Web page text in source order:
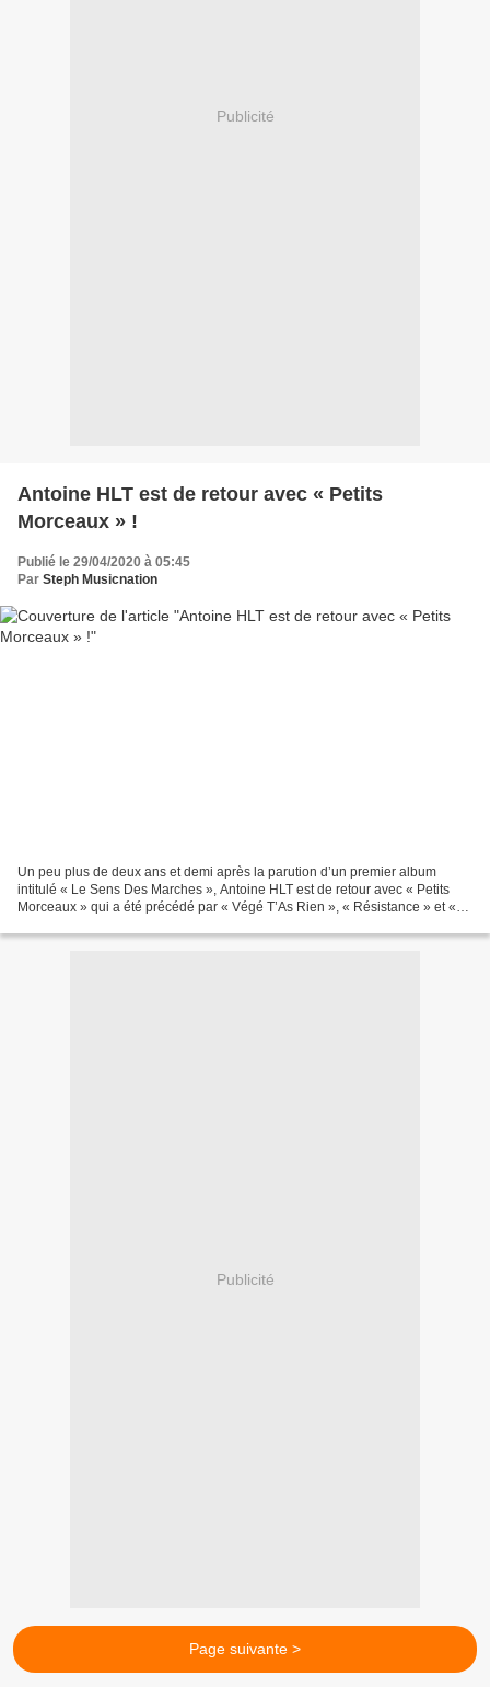
Publicité
Antoine HLT est de retour avec « Petits
Morceaux » !
Publié le 29/04/2020 à 05:45
Par Steph Musicnation
Un peu plus de deux ans et demi après la parution d’un premier album
intitulé « Le Sens Des Marches », Antoine HLT est de retour avec « Petits
Morceaux » qui a été précédé par « Végé T’As Rien », « Résistance » et «
Publicité
Page suivante >